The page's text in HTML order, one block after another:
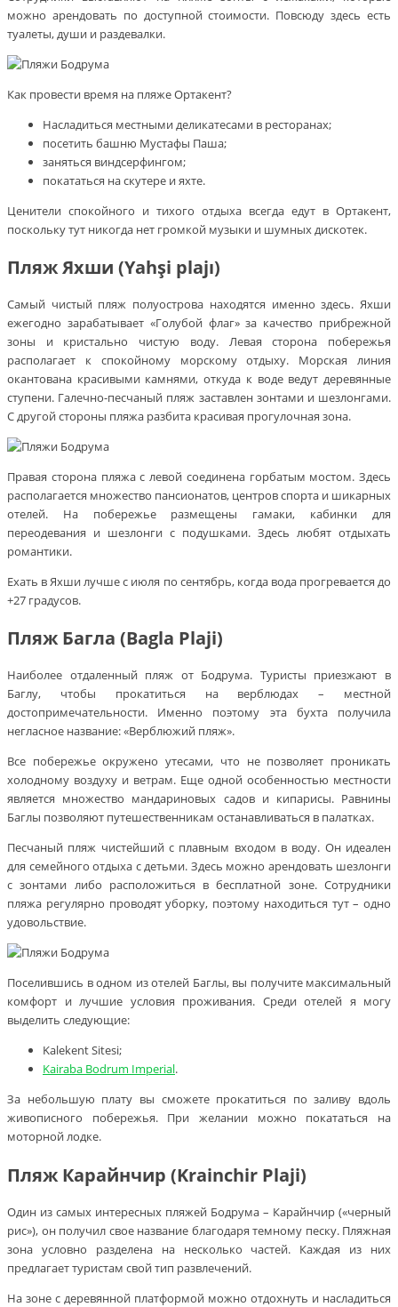
можно арендовать по доступной стоимости. Повсюду здесь есть
туалеты, души и раздевалки.
Как провести время на пляже Ортакент?
Насладиться местными деликатесами в ресторанах;
посетить башню Мустафы Паша;
заняться виндсерфингом;
покататься на скутере и яхте.
Ценители спокойного и тихого отдыха всегда едут в Ортакент,
поскольку тут никогда нет громкой музыки и шумных дискотек.
Пляж Яхши (Yahşi plajı)
Самый чистый пляж полуострова находятся именно здесь. Яхши
ежегодно зарабатывает «Голубой флаг» за качество прибрежной
зоны и кристально чистую воду. Левая сторона побережья
располагает к спокойному морскому отдыху. Морская линия
окантована красивыми камнями, откуда к воде ведут деревянные
ступени. Галечно-песчаный пляж заставлен зонтами и шезлонгами.
С другой стороны пляжа разбита красивая прогулочная зона.
Правая сторона пляжа с левой соединена горбатым мостом. Здесь
располагается множество пансионатов, центров спорта и шикарных
отелей. На побережье размещены гамаки, кабинки для
переодевания и шезлонги с подушками. Здесь любят отдыхать
романтики.
Ехать в Яхши лучше с июля по сентябрь, когда вода прогревается до
+27 градусов.
Пляж Багла (Bagla Plaji)
Наиболее отдаленный пляж от Бодрума. Туристы приезжают в
Баглу, чтобы прокатиться на верблюдах – местной
достопримечательности. Именно поэтому эта бухта получила
негласное название: «Верблюжий пляж».
Все побережье окружено утесами, что не позволяет проникать
холодному воздуху и ветрам. Еще одной особенностью местности
является множество мандариновых садов и кипарисы. Равнины
Баглы позволяют путешественникам останавливаться в палатках.
Песчаный пляж чистейший с плавным входом в воду. Он идеален
для семейного отдыха с детьми. Здесь можно арендовать шезлонги
с зонтами либо расположиться в бесплатной зоне. Сотрудники
пляжа регулярно проводят уборку, поэтому находиться тут – одно
удовольствие.
Поселившись в одном из отелей Баглы, вы получите максимальный
комфорт и лучшие условия проживания. Среди отелей я могу
выделить следующие:
Kalekent Sitesi;
Kairaba Bodrum Imperial.
За небольшую плату вы сможете прокатиться по заливу вдоль
живописного побережья. При желании можно покататься на
моторной лодке.
Пляж Карайнчир (Krainchir Plaji)
Один из самых интересных пляжей Бодрума – Карайнчир («черный
рис»), он получил свое название благодаря темному песку. Пляжная
зона условно разделена на несколько частей. Каждая из них
предлагает туристам свой тип развлечений.
На зоне с деревянной платформой можно отдохнуть и насладиться